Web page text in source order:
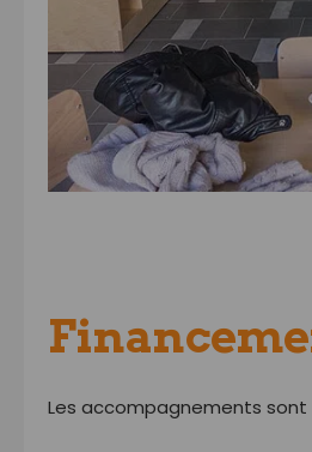
Les accompagnements sont